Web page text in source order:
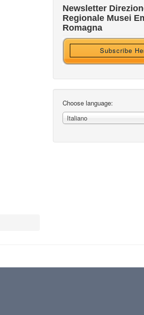
Newsletter
Regionale Musei
Romagna
Subscribe
Ricevi HTML?
Choose language:
Italiano